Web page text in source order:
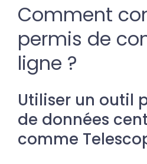
Comment
permis de
ligne ?
Utiliser un outil
de données
comme